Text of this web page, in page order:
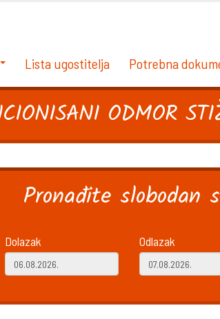
Lista ugostitelja Potrebna
ODMOR
Pronađite slobodan
Dolazak Odlazak